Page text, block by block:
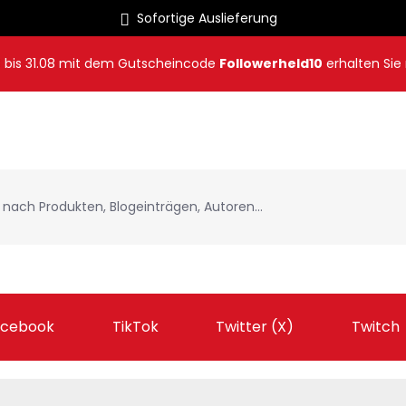
Sofortige Auslieferung
bis 31.08 mit dem Gutscheincode Followerheld10 erhalten Sie
TikTok Twitter (X) Twitch